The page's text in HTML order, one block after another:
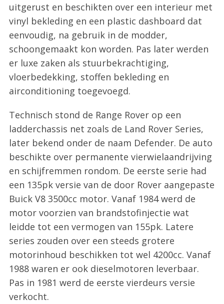
uitgerust en beschikten over een interieur met
vinyl bekleding en een plastic dashboard dat
eenvoudig, na gebruik in de modder,
schoongemaakt kon worden. Pas later werden
er luxe zaken als stuurbekrachtiging,
vloerbedekking, stoffen bekleding en
airconditioning toegevoegd.
Technisch stond de Range Rover op een
ladderchassis net zoals de Land Rover Series,
later bekend onder de naam Defender. De auto
beschikte over permanente vierwielaandrijving
en schijfremmen rondom. De eerste serie had
een 135pk versie van de door Rover aangepaste
Buick V8 3500cc motor. Vanaf 1984 werd de
motor voorzien van brandstofinjectie wat
leidde tot een vermogen van 155pk. Latere
series zouden over een steeds grotere
motorinhoud beschikken tot wel 4200cc. Vanaf
1988 waren er ook dieselmotoren leverbaar.
Pas in 1981 werd de eerste vierdeurs versie
verkocht.